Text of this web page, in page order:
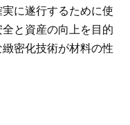
に遂行するために使
と資産の向上を目的
密化技術が材料の性